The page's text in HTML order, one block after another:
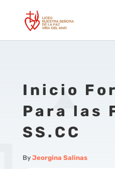
Inicio
Para las
SS.CC
By Jeorgina Salinas